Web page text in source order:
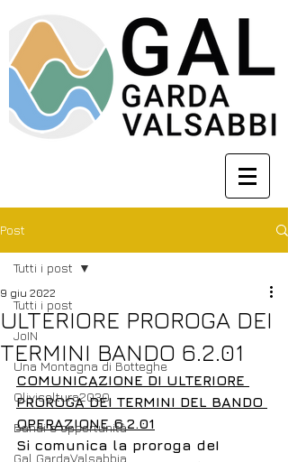
Post
Tutti i post
JoIN
Una Montagna di Botteghe
Olivicoltura2030
Bandi e opportunità
Gal GardaValsabbia
Tutti i post
ULTERIORE PROROGA DEI
TERMINI BANDO 6.2.01
9 giu 2022
COMUNICAZIONE DI ULTERIORE
PROROGA DEI TERMINI DEL BANDO
OPERAZIONE 6.2.01
Si comunica la proroga deI